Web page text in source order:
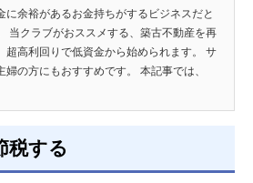
余裕があるお金持ちがするビジネスだと
当クラブがおススメする、築古不動産を再
超高利回りで低資金から始められます。 サ
の方にもおすすめです。 本記事では、
税する